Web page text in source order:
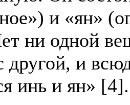
и «ян»
ни одной
другой, и
инь и ян» [4].